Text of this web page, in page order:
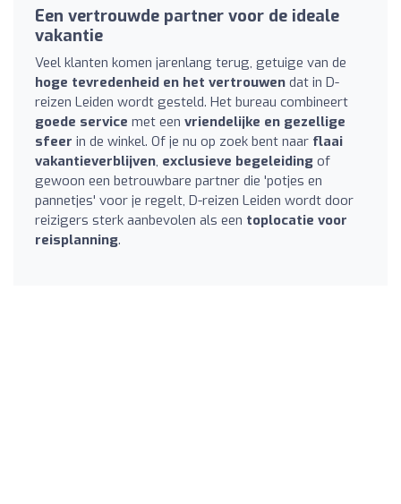
Een vertrouwde partner voor de ideale
vakantie
Veel klanten komen jarenlang terug, getuige van de
hoge tevredenheid en het vertrouwen dat in D-
reizen Leiden wordt gesteld. Het bureau combineert
goede service met een vriendelijke en gezellige
sfeer in de winkel. Of je nu op zoek bent naar flaai
vakantieverblijven, exclusieve begeleiding of
gewoon een betrouwbare partner die 'potjes en
pannetjes' voor je regelt, D-reizen Leiden wordt door
reizigers sterk aanbevolen als een toplocatie voor
reisplanning.